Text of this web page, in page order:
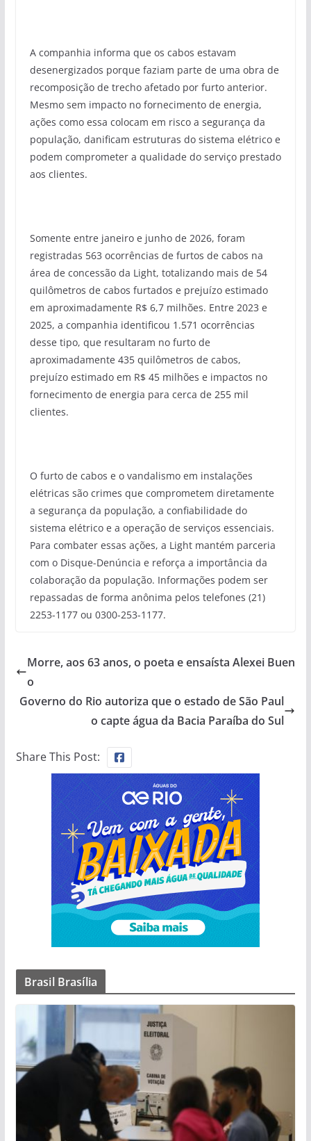
A companhia informa que os cabos estavam
desenergizados porque faziam parte de uma obra de
recomposição de trecho afetado por furto anterior.
Mesmo sem impacto no fornecimento de energia,
ações como essa colocam em risco a segurança da
população, danificam estruturas do sistema elétrico e
podem comprometer a qualidade do serviço prestado
aos clientes.
Somente entre janeiro e junho de 2026, foram
registradas 563 ocorrências de furtos de cabos na
área de concessão da Light, totalizando mais de 54
quilômetros de cabos furtados e prejuízo estimado
em aproximadamente R$ 6,7 milhões. Entre 2023 e
2025, a companhia identificou 1.571 ocorrências
desse tipo, que resultaram no furto de
aproximadamente 435 quilômetros de cabos,
prejuízo estimado em R$ 45 milhões e impactos no
fornecimento de energia para cerca de 255 mil
clientes.
O furto de cabos e o vandalismo em instalações
elétricas são crimes que comprometem diretamente
a segurança da população, a confiabilidade do
sistema elétrico e a operação de serviços essenciais.
Para combater essas ações, a Light mantém parceria
com o Disque-Denúncia e reforça a importância da
colaboração da população. Informações podem ser
repassadas de forma anônima pelos telefones (21)
2253-1177 ou 0300-253-1177.
Morre, aos 63 anos, o poeta e ensaísta Alexei Buen
o
Governo do Rio autoriza que o estado de São Paul
o capte água da Bacia Paraíba do Sul
Share This Post:
Brasil Brasília